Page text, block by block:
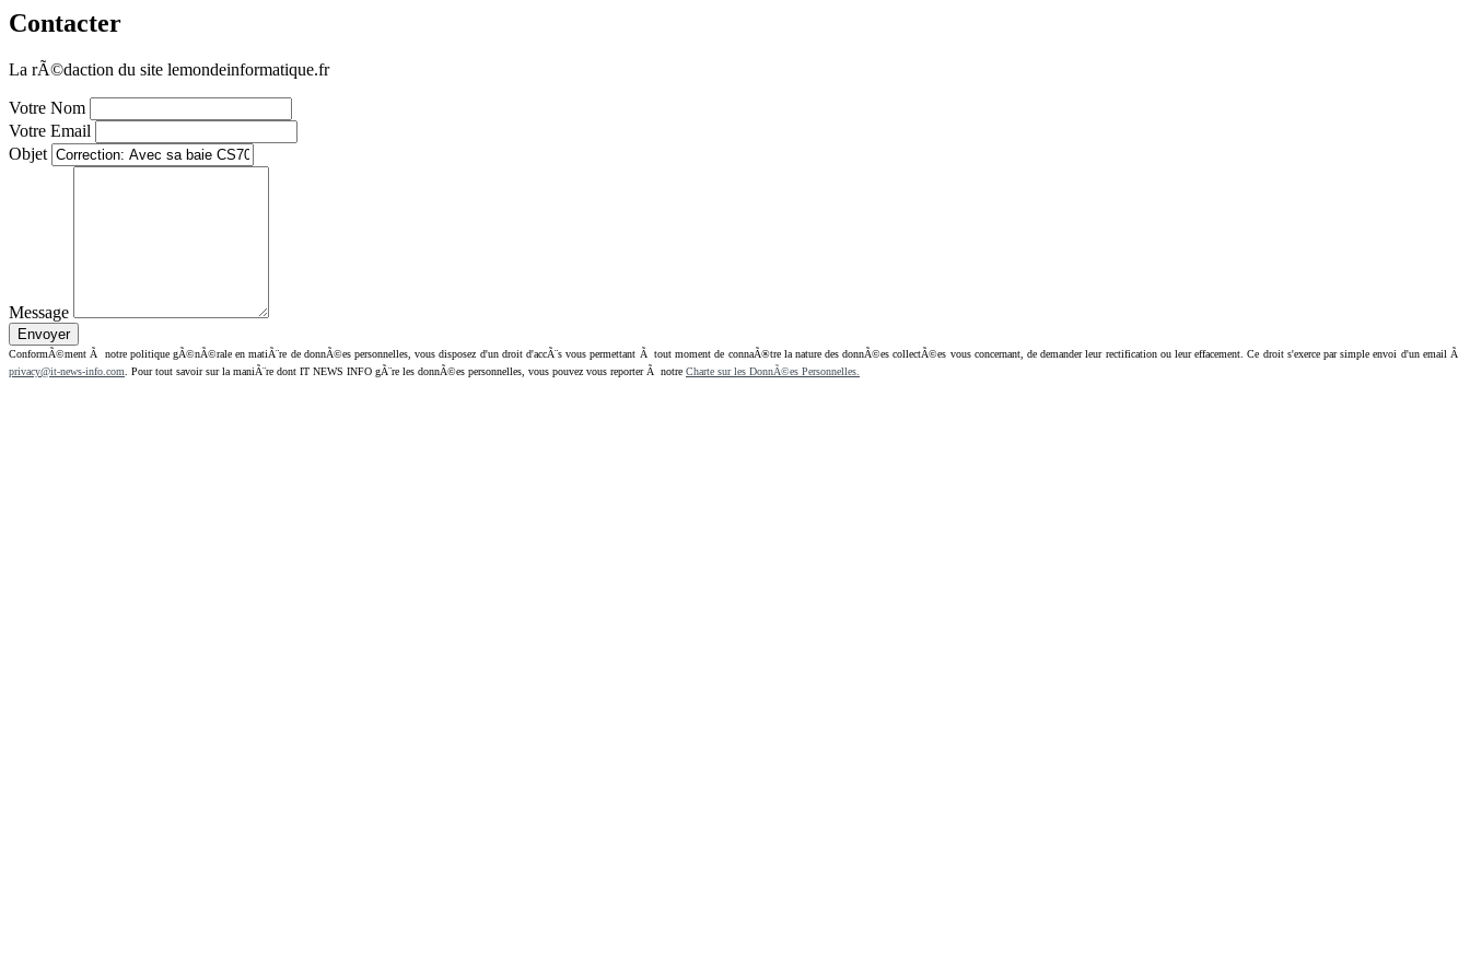
Contacter
La rÃ©daction du site lemondeinformatique.fr
Votre Nom
Votre Email
Objet
Message
ConformÃ©ment Ã notre politique gÃ©nÃ©rale en matiÃ¨re de donnÃ©es personnelles, vous disposez d'un droit d'accÃ¨s vous permettant Ã tout moment de connaÃ®tre la nature des donnÃ©es collectÃ©es vous concernant, de demander leur rectification ou leur effacement. Ce droit s'exerce par simple envoi d'un email Ã
privacy@it-news-info.com . Pour tout savoir sur la maniÃ¨re dont IT NEWS INFO gÃ¨re les donnÃ©es personnelles, vous pouvez vous reporter Ã notre Charte sur les DonnÃ©es Personnelles.